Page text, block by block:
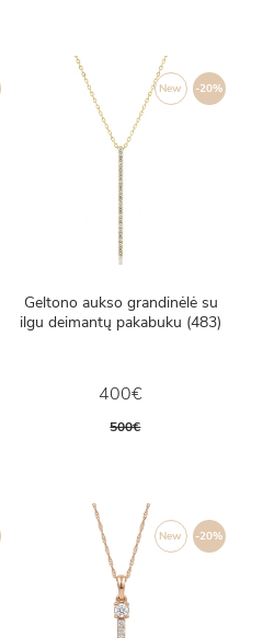
-20%
New
Geltono aukso grandinėlė su
ilgu deimantų pakabuku (483)
400€
500€
-20%
New